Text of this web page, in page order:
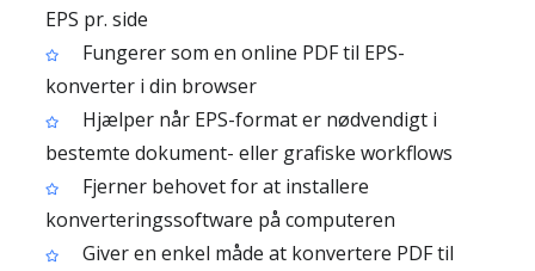
EPS pr. side
Fungerer som en online PDF til EPS-
konverter i din browser
Hjælper når EPS-format er nødvendigt i
bestemte dokument- eller grafiske workflows
Fjerner behovet for at installere
konverteringssoftware på computeren
Giver en enkel måde at konvertere PDF til